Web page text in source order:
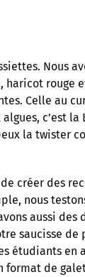
Nous
haricot rouge
Celle au
c’est la
la twister
créer des
nous
aussi des
saucisse de
étudiants en
format de